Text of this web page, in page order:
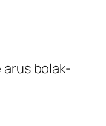
bolak-